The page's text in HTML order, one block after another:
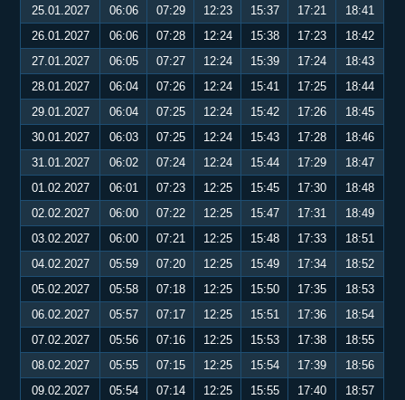
25.01.2027
06:06 07:29 12:23 15:37 17:21
18:41
26.01.2027
06:06 07:28 12:24 15:38 17:23
18:42
27.01.2027
06:05 07:27 12:24 15:39 17:24
18:43
28.01.2027
06:04 07:26 12:24 15:41 17:25
18:44
29.01.2027
06:04 07:25 12:24 15:42 17:26
18:45
30.01.2027
06:03 07:25 12:24 15:43 17:28
18:46
31.01.2027
06:02 07:24 12:24 15:44 17:29
18:47
01.02.2027
06:01 07:23 12:25 15:45 17:30
18:48
02.02.2027
06:00 07:22 12:25 15:47 17:31
18:49
03.02.2027
06:00 07:21 12:25 15:48 17:33
18:51
04.02.2027
05:59 07:20 12:25 15:49 17:34
18:52
05.02.2027
05:58 07:18 12:25 15:50 17:35
18:53
06.02.2027
05:57 07:17 12:25 15:51 17:36
18:54
07.02.2027
05:56 07:16 12:25 15:53 17:38
18:55
08.02.2027
05:55 07:15 12:25 15:54 17:39
18:56
09.02.2027
05:54 07:14 12:25 15:55 17:40 18:57